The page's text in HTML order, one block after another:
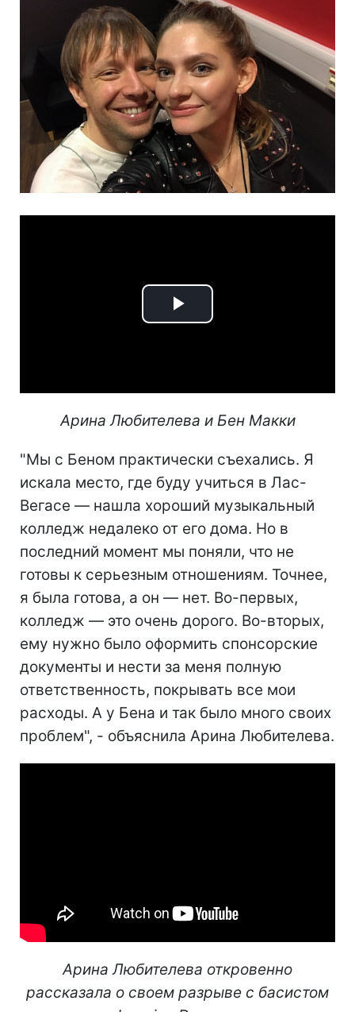
Play
Арина Любителева и Бен Макки
"Мы с Беном практически съехались. Я
искала место, где буду учиться в Лас-
Вегасе — нашла хороший музыкальный
колледж недалеко от его дома. Но в
последний момент мы поняли, что не
готовы к серьезным отношениям. Точнее,
я была готова, а он — нет. Во-первых,
колледж — это очень дорого. Во-вторых,
ему нужно было оформить спонсорские
документы и нести за меня полную
ответственность, покрывать все мои
расходы. А у Бена и так было много своих
проблем", - объяснила Арина Любителева.
Арина Любителева откровенно
рассказала о своем разрыве с басистом